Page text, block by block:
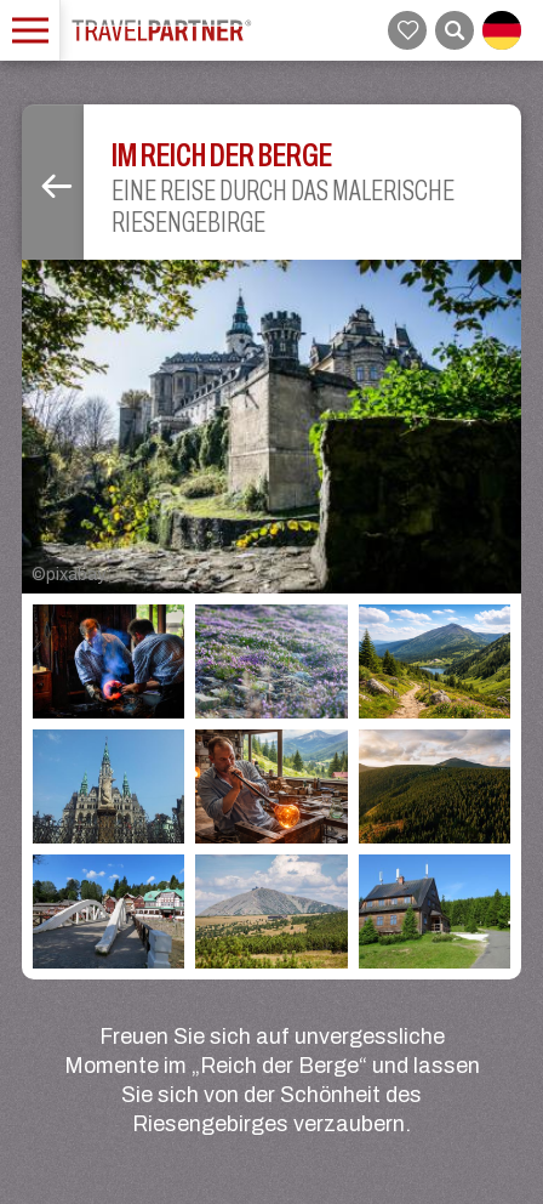
IM REICH DER BERGE
EINE REISE DURCH DAS MALERISCHE
RIESENGEBIRGE
©pixabay
Freuen Sie sich auf unvergessliche
Momente im „Reich der Berge“ und lassen
Sie sich von der Schönheit des
Riesengebirges verzaubern.